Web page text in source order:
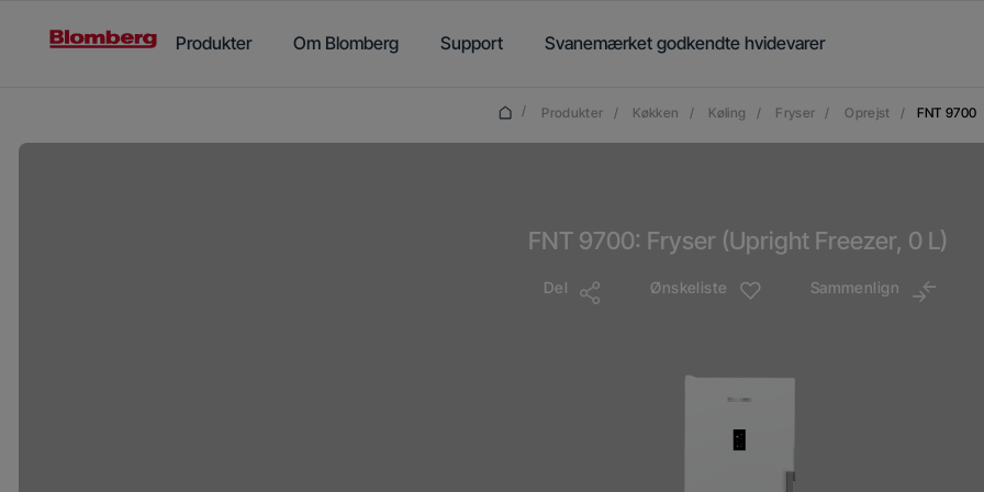
Produkter
Om Blomberg Support Svanemærket godkendte hvidevarer
/ Produkter / Køkken / Køling / Fryser / Oprejst / FNT 9700
FNT 9700: Fryser (Upright Freezer, 0 L)
Del Ønskeliste Sammenlign